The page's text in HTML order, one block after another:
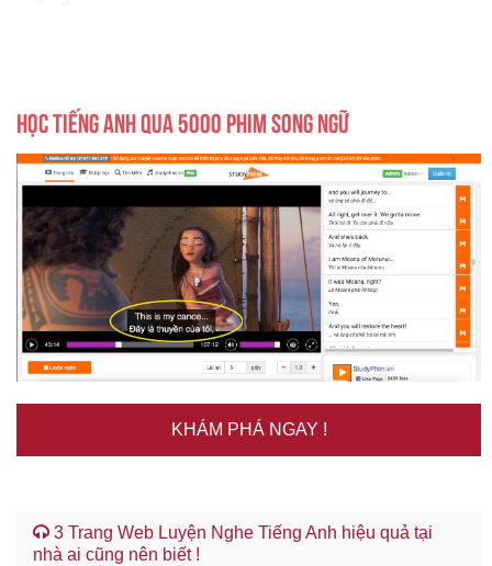
HỌC TIẾNG ANH QUA 5000 PHIM SONG NGỮ
KHÁM PHÁ NGAY !
3 Trang Web Luyện Nghe Tiếng Anh hiệu quả tại
nhà ai cũng nên biết !